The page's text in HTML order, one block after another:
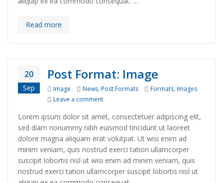
Read more
20
Sep
Post Format: Image
Format
Image Categories
News, Post Formats Tags
Formats, Images
Leave a commenton Post Format: Image
Lorem ipsum dolor sit amet, consectetuer adipiscing elit,
sed diam nonummy nibh euismod tincidunt ut laoreet
dolore magna aliquam erat volutpat. Ut wisi enim ad
minim veniam, quis nostrud exerci tation ullamcorper
suscipit lobortis nisl ut wisi enim ad minim veniam, quis
nostrud exerci tation ullamcorper suscipit lobortis nisl ut